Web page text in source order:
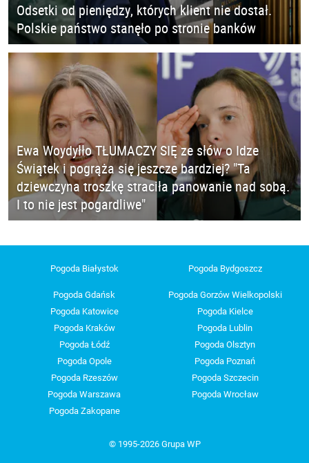
Odsetki od pieniędzy, których klient nie dostał.
Polskie państwo stanęło po stronie banków
Ewa Woydyłło TŁUMACZY SIĘ ze słów o Idze
Świątek i pogrąża się jeszcze bardziej? "Ta
dziewczyna troszkę straciła panowanie nad sobą.
I to nie jest pogardliwe"
Pogoda Białystok Pogoda Bydgoszcz
Pogoda Gdańsk
Pogoda Gorzów Wielkopolski
Pogoda Katowice
Pogoda Kielce
Pogoda Kraków
Pogoda Lublin
Pogoda Łódź
Pogoda Olsztyn
Pogoda Opole
Pogoda Poznań
Pogoda Rzeszów
Pogoda Szczecin
Pogoda Warszawa
Pogoda Wrocław
Pogoda Zakopane
© 1995-2026 Grupa WP